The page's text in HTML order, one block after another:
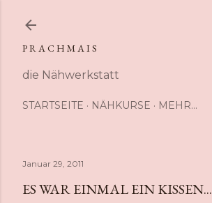
P R A C H M A I S
die Nähwerkstatt
STARTSEITE NÄHKURSE MEHR…
Januar 29, 2011
ES WAR EINMAL EIN KISSEN...